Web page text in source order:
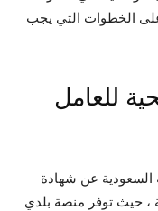
على الخطوات التي يجب
للعامل
السعودية عن شهادة
، حيث توفر منصة بلدي